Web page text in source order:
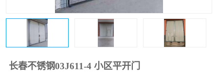
长春不锈钢03J611-4 小区平开门